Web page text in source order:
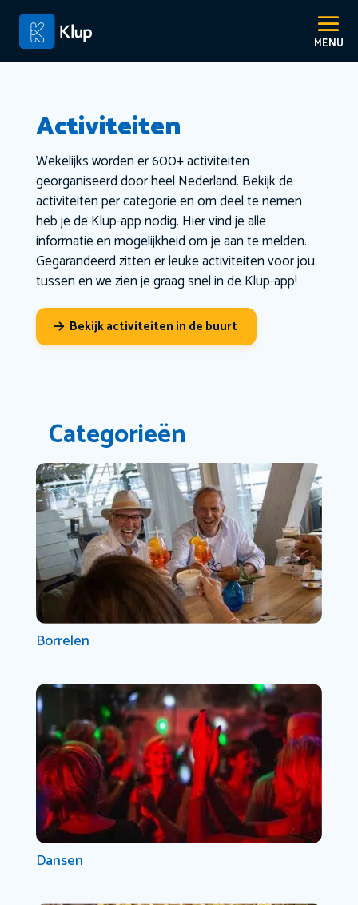
Activiteiten
Wekelijks worden er 600+ activiteiten
georganiseerd door heel Nederland. Bekijk de
activiteiten per categorie en om deel te nemen
heb je de Klup-app nodig. Hier vind je alle
informatie en mogelijkheid om je aan te melden.
Gegarandeerd zitten er leuke activiteiten voor jou
tussen en we zien je graag snel in de Klup-app!
Bekijk activiteiten in de buurt
Categorieën
Borrelen
Dansen